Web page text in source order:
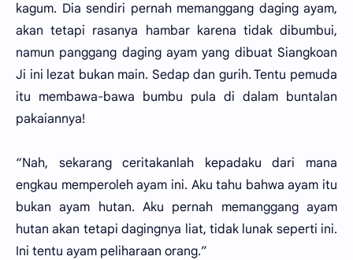
kagum. Dia sendiri pernah memanggang daging ayam,
akan tetapi rasanya hambar karena tidak dibumbui,
namun panggang daging ayam yang dibuat Siangkoan
Ji ini lezat bukan main. Sedap dan gurih. Tentu pemuda
itu membawa-bawa bumbu pula di dalam buntalan
pakaiannya!
“Nah, sekarang ceritakanlah kepadaku dari mana
engkau memperoleh ayam ini. Aku tahu bahwa ayam itu
bukan ayam hutan. Aku pernah memanggang ayam
hutan akan tetapi dagingnya liat, tidak lunak seperti ini.
Ini tentu ayam peliharaan orang.”